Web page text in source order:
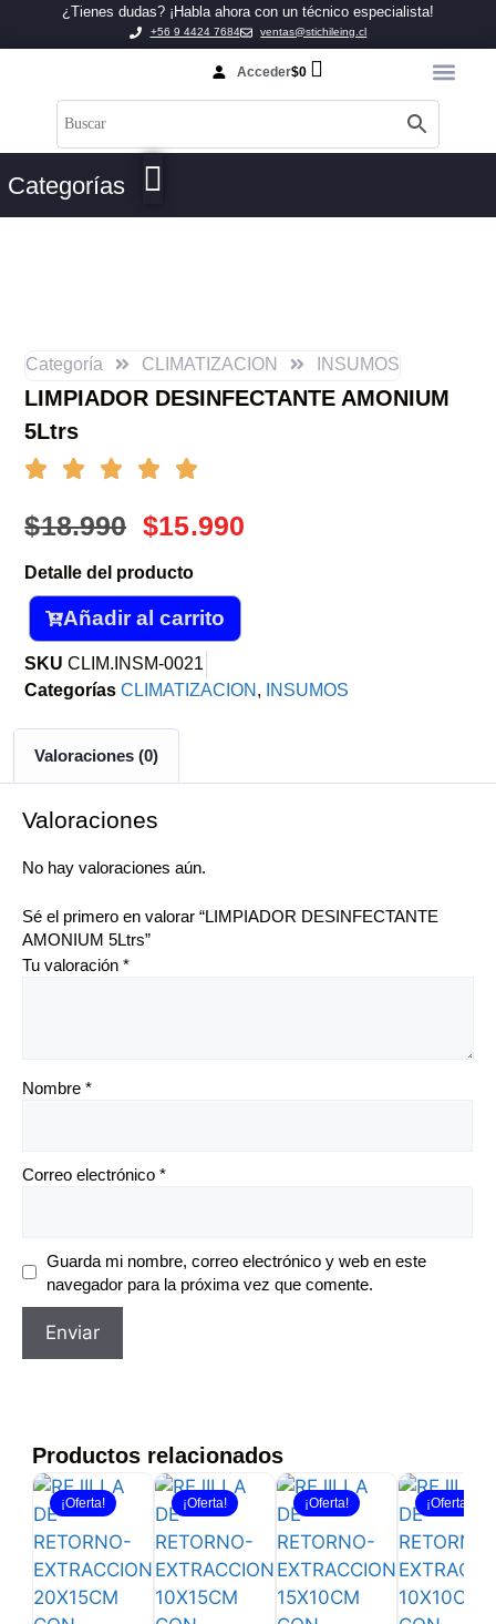
¿Tienes dudas? ¡Habla ahora con un técnico especialista!
+56 9 4424 7684 ventas@stichileing.cl
Acceder$0
Categorías
Categoría CLIMATIZACION INSUMOS
LIMPIADOR DESINFECTANTE AMONIUM
5Ltrs
$18.990 $15.990
Detalle del producto
Añadir al carrito
SKUCLIM.INSM-0021
Categorías CLIMATIZACION , INSUMOS
Valoraciones (0)
Valoraciones
No hay valoraciones aún.
Sé el primero en valorar “LIMPIADOR DESINFECTANTE
AMONIUM 5Ltrs”
Tu valoración *
Nombre *
Correo electrónico *
Guarda mi nombre, correo electrónico y web en este
navegador para la próxima vez que comente.
Productos relacionados
¡Oferta! ¡Oferta! ¡Oferta! ¡Oferta!